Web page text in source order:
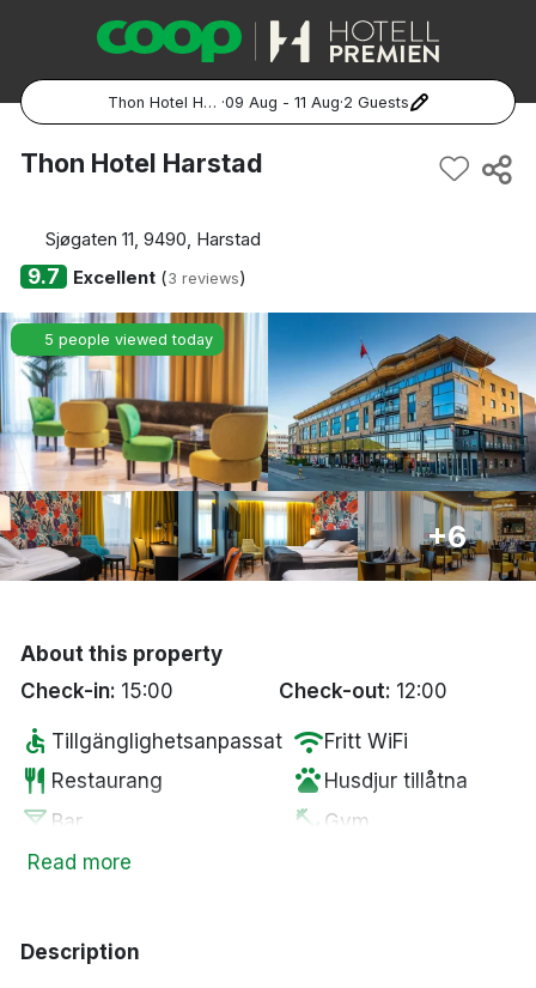
Thon Hotel Harstad ·09 Aug - 11 Aug·2 Guests
Popular Destinations:
Göteborg
Malmö
Hela Norge
Oslo
Bergen
Done
Thon Hotel Harstad
Sjøgaten 11, 9490, Harstad
9.7 Excellent(3 reviews)
5 people viewed today
+6
About this property
Check-in: 15:00 Check-out: 12:00
accessible Tillgänglighetsanpassat wifiFritt WiFi
restaurant Restaurang pets Husdjur tillåtna
local_bar Bar fitness_center Gym
smoke_freeRökfria rum
Read more
Description